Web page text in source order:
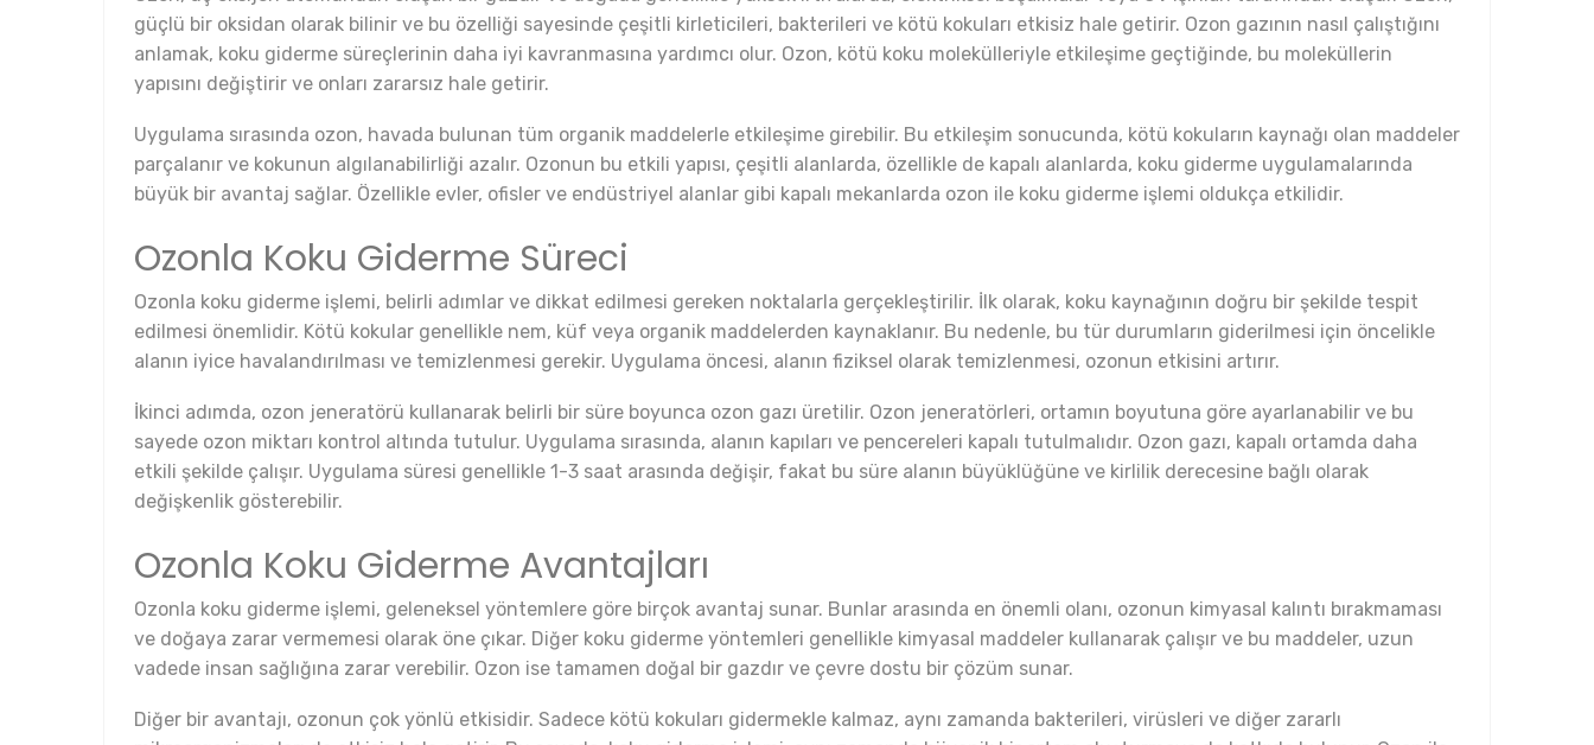
güçlü bir oksidan olarak bilinir ve bu özelliği sayesinde çeşitli kirleticileri, bakterileri ve kötü kokuları etkisiz hale getirir. Ozon gazının nasıl çalıştığını
anlamak, koku giderme süreçlerinin daha iyi kavranmasına yardımcı olur. Ozon, kötü koku molekülleriyle etkileşime geçtiğinde, bu moleküllerin
yapısını değiştirir ve onları zararsız hale getirir.
Uygulama sırasında ozon, havada bulunan tüm organik maddelerle etkileşime girebilir. Bu etkileşim sonucunda, kötü kokuların kaynağı olan maddeler
parçalanır ve kokunun algılanabilirliği azalır. Ozonun bu etkili yapısı, çeşitli alanlarda, özellikle de kapalı alanlarda, koku giderme uygulamalarında
büyük bir avantaj sağlar. Özellikle evler, ofisler ve endüstriyel alanlar gibi kapalı mekanlarda ozon ile koku giderme işlemi oldukça etkilidir.
Ozonla Koku Giderme Süreci
Ozonla koku giderme işlemi, belirli adımlar ve dikkat edilmesi gereken noktalarla gerçekleştirilir. İlk olarak, koku kaynağının doğru bir şekilde tespit
edilmesi önemlidir. Kötü kokular genellikle nem, küf veya organik maddelerden kaynaklanır. Bu nedenle, bu tür durumların giderilmesi için öncelikle
alanın iyice havalandırılması ve temizlenmesi gerekir. Uygulama öncesi, alanın fiziksel olarak temizlenmesi, ozonun etkisini artırır.
İkinci adımda, ozon jeneratörü kullanarak belirli bir süre boyunca ozon gazı üretilir. Ozon jeneratörleri, ortamın boyutuna göre ayarlanabilir ve bu
sayede ozon miktarı kontrol altında tutulur. Uygulama sırasında, alanın kapıları ve pencereleri kapalı tutulmalıdır. Ozon gazı, kapalı ortamda daha
etkili şekilde çalışır. Uygulama süresi genellikle 1-3 saat arasında değişir, fakat bu süre alanın büyüklüğüne ve kirlilik derecesine bağlı olarak
değişkenlik gösterebilir.
Ozonla Koku Giderme Avantajları
Ozonla koku giderme işlemi, geleneksel yöntemlere göre birçok avantaj sunar. Bunlar arasında en önemli olanı, ozonun kimyasal kalıntı bırakmaması
ve doğaya zarar vermemesi olarak öne çıkar. Diğer koku giderme yöntemleri genellikle kimyasal maddeler kullanarak çalışır ve bu maddeler, uzun
vadede insan sağlığına zarar verebilir. Ozon ise tamamen doğal bir gazdır ve çevre dostu bir çözüm sunar.
Diğer bir avantajı, ozonun çok yönlü etkisidir. Sadece kötü kokuları gidermekle kalmaz, aynı zamanda bakterileri, virüsleri ve diğer zararlı